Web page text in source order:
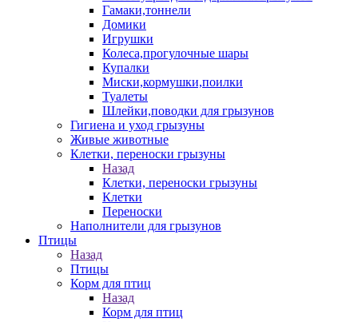
Гамаки,тоннели
Домики
Игрушки
Колеса,прогулочные шары
Купалки
Миски,кормушки,поилки
Туалеты
Шлейки,поводки для грызунов
Гигиена и уход грызуны
Живые животные
Клетки, переноски грызуны
Назад
Клетки, переноски грызуны
Клетки
Переноски
Наполнители для грызунов
Птицы
Назад
Птицы
Корм для птиц
Назад
Корм для птиц